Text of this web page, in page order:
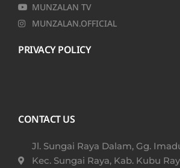
MUNZALAN TV
MUNZALAN.OFFICIAL
PRIVACY POLICY
CONTACT US
Jl. Sungai Raya Dalam, Gg.
Kec. Sungai Raya, Kab. Kubu